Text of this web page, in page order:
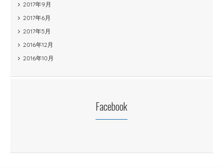
2017年9月
2017年6月
2017年5月
2016年12月
2016年10月
Facebook